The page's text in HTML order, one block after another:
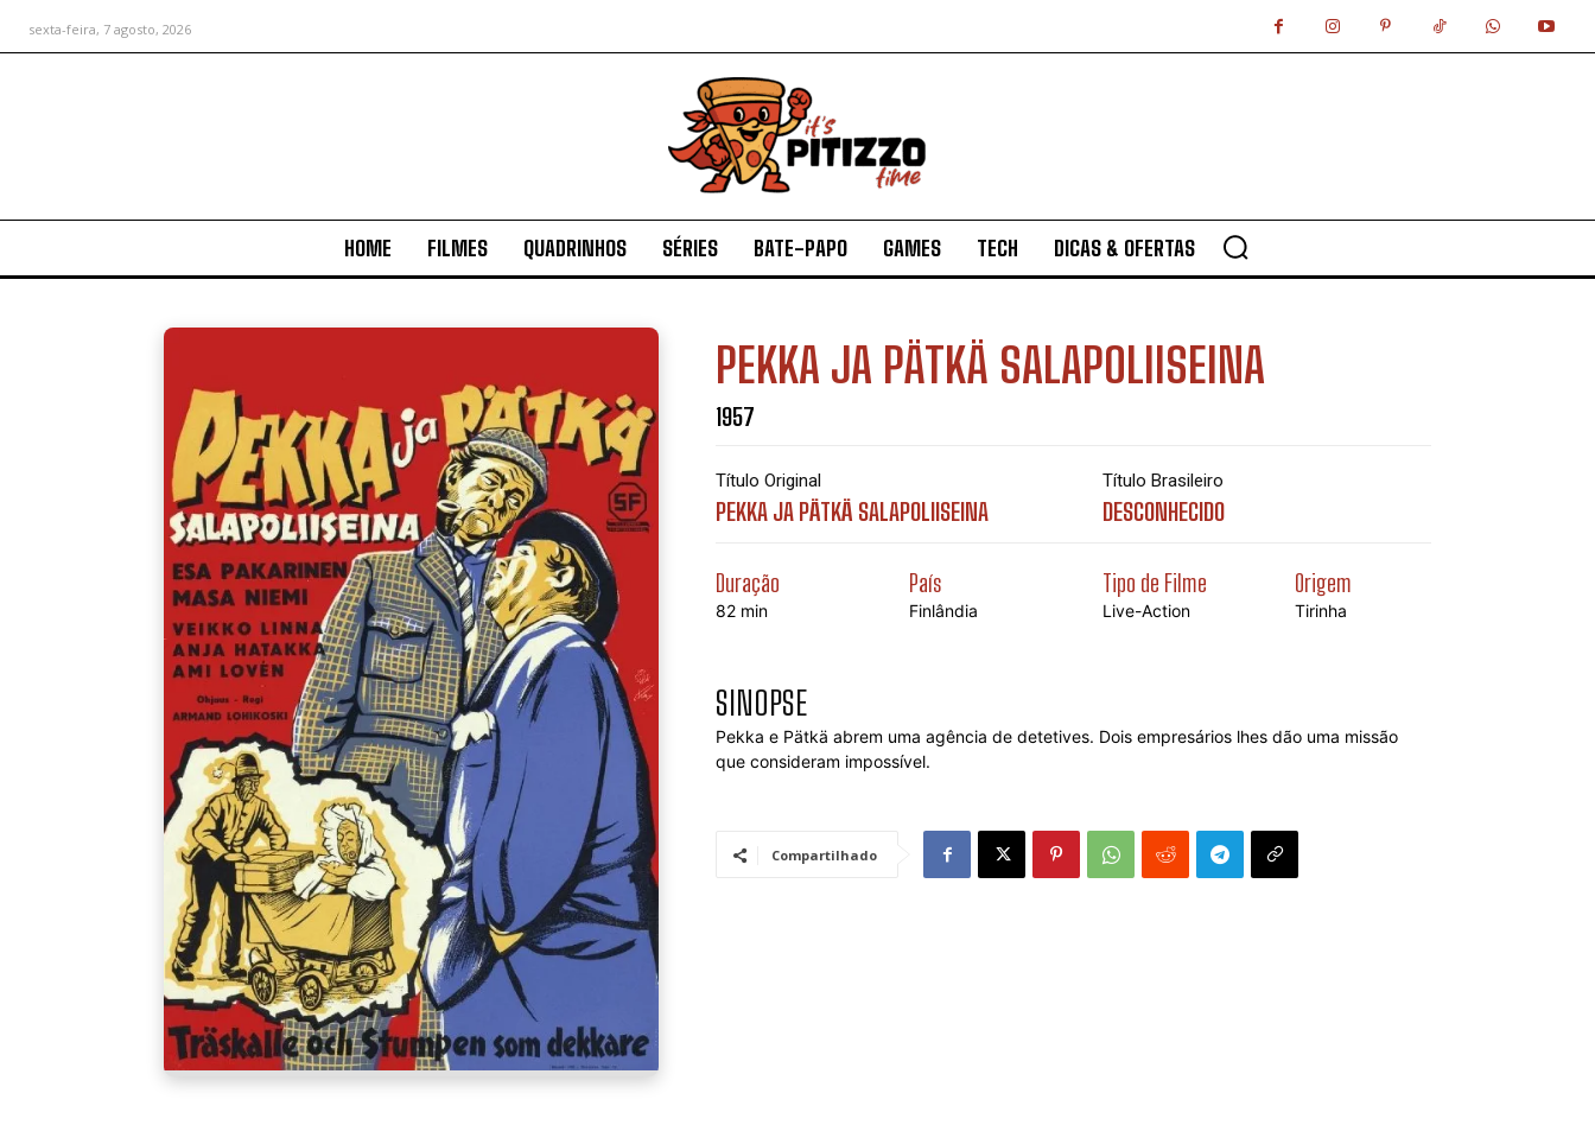
sexta-feira, 7 agosto, 2026
HOME FILMES QUADRINHOS SÉRIES BATE-PAPO GAMES TECH DICAS & OFERTAS
PEKKA JA PÄTKÄ SALAPOLIISEINA
1957
Título Original
PEKKA JA PÄTKÄ SALAPOLIISEINA
Título Brasileiro
DESCONHECIDO
Duração
82 min
País
Finlândia
Tipo de Filme
Live-Action
Origem
Tirinha
SINOPSE
Pekka e Pätkä abrem uma agência de detetives. Dois empresários lhes dão uma missão
que consideram impossível.
Compartilhado